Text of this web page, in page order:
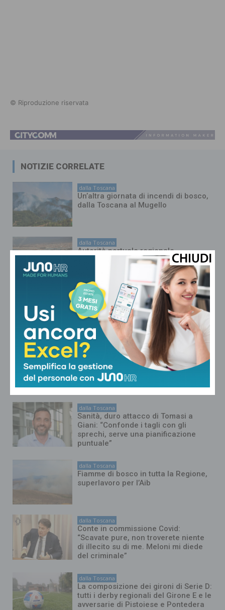
© Riproduzione riservata
NOTIZIE CORRELATE
dalla Toscana
Un’altra giornata di incendi di bosco,
dalla Toscana al Mugello
dalla Toscana
Autorità portuale regionale,
approvato il piano triennale: 7,5
milioni di euro per gli scali toscani
dalla Toscana
Bruciano i boschi di Firenzuola: in
azione elicotteri e Canadair. Fiamme
domate nel resto della regione
dalla Toscana
Nuoto, la Rari Nantes Florentia
raggiunge le 21 medaglie ai
Campionati italiani di categoria
dalla Toscana
Sanità, duro attacco di Tomasi a
Giani: “Confonde i tagli con gli
sprechi, serve una pianificazione
puntuale”
dalla Toscana
Fiamme di bosco in tutta la Regione,
superlavoro per l’Aib
dalla Toscana
Conte in commissione Covid:
“Scavate pure, non troverete niente
di illecito su di me. Meloni mi diede
del criminale”
dalla Toscana
La composizione dei gironi di Serie D:
tutti i derby regionali del Girone E e le
avversarie di Pistoiese e Pontedera